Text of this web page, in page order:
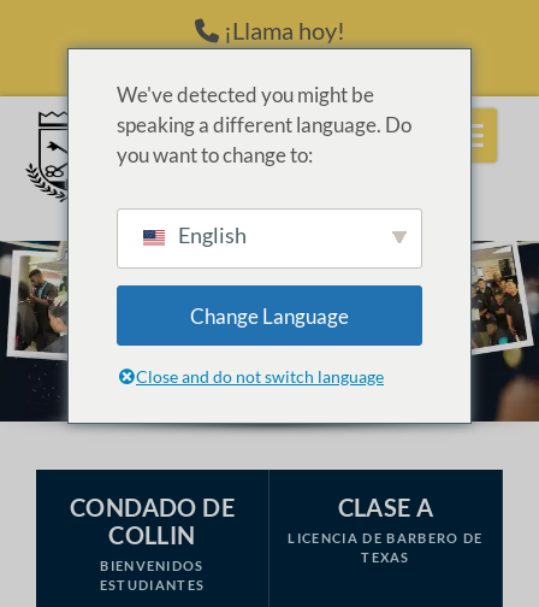
¡Llama hoy!
CONDADO DE
COLLIN
BIENVENIDOS
ESTUDIANTES
CLASE A
LICENCIA DE BARBERO DE
TEXAS
We've detected you might be
speaking a different language. Do
you want to change to:
English
Change Language
Close and do not switch language